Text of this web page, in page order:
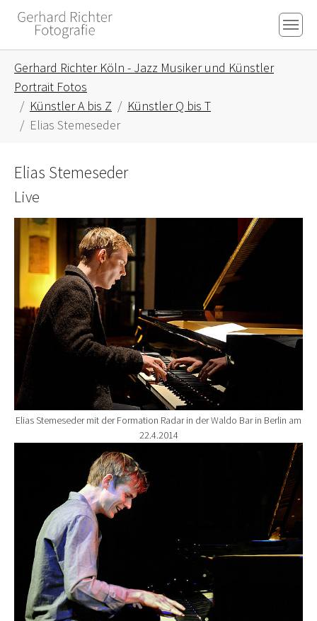
Skip to main content
Skip to page footer
Gerhard Richter Köln - Jazz Musiker und Künstler
Portrait Fotos
Künstler A bis Z
Künstler Q bis T
Elias Stemeseder
Elias Stemeseder
Live
Show larger version for:
Elias Stemeseder mit der Formation Radar in der Waldo Bar in Berlin am
22.4.2014
Show larger version for: